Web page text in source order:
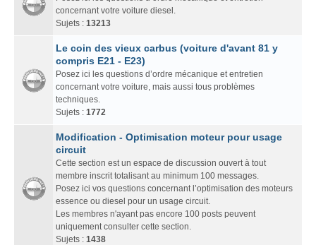
concernant votre voiture diesel.
Sujets : 13213
Le coin des vieux carbus (voiture d'avant 81 y
compris E21 - E23)
Posez ici les questions d’ordre mécanique et entretien
concernant votre voiture, mais aussi tous problèmes
techniques.
Sujets : 1772
Modification - Optimisation moteur pour usage
circuit
Cette section est un espace de discussion ouvert à tout
membre inscrit totalisant au minimum 100 messages.
Posez ici vos questions concernant l’optimisation des moteurs
essence ou diesel pour un usage circuit.
Les membres n'ayant pas encore 100 posts peuvent
uniquement consulter cette section.
Sujets : 1438